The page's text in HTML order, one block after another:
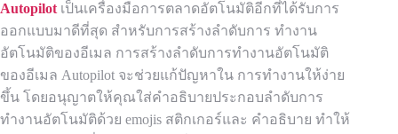
Autopilotเป็นเครื่องมือการตลาดอัตโนมัติอีกที่ได้รับการ
ออกแบบมาดีที่สุด สำหรับการสร้างลำดับการ ทำงาน
อัตโนมัติของอีเมล การสร้างลำดับการทำงานอัตโนมัติ
ของอีเมล Autopilot จะช่วยแก้ปัญหาใน การทำงานให้ง่าย
ขึ้น โดยอนุญาตให้คุณใส่คำอธิบายประกอบลำดับการ
ทำงานอัตโนมัติด้วย emojis สติกเกอร์และ คำอธิบาย ทำให้